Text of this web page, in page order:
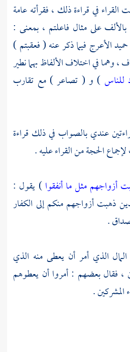
في قراءة ذلك ، فقرأته عامة
على مثال فاعلتم ، بمعنى :
حميد الأعرج فيما ذكر عنه ( فعقبتم )
، وهما في اختلاف الألفاظ بهما نطير
) و ( تصاعر ) مع تقارب
عندي بالصواب في ذلك قراءة
الحجة من القراء عليه .
أزواجهم مثل ما أنفقوا) يقول :
ذهبت أزواجهم منكم إلى الكفار
.
الذي أمر أن يعطى منه الذي
، فقال بعضهم : أمروا أن يعطوهم
.